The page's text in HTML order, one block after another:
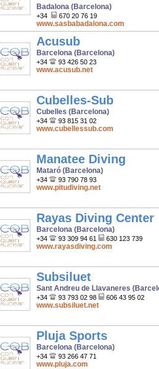
Badalona (Barcelona)
+34 670 20 76 19
www.sasbabadalona.com
Acusub
Barcelona (Barcelona)
+34 93 426 50 23
www.acusub.net
Cubelles-Sub
Cubelles (Barcelona)
+34 93 815 31 02
www.cubellessub.com
Manatee Diving
Mataró (Barcelona)
+34 93 790 78 93
www.pitudiving.net
Rayas Diving Center
Barcelona (Barcelona)
+34 93 309 94 61 630 123 739
www.rayasdiving.com
Subsiluet
Sant Andreu de Llavaneres
+34 93 793 02 98 606 43 95 02
www.subsiluet.net
Pluja Sports
Barcelona (Barcelona)
+34 93 266 47 71
www.pluja.com